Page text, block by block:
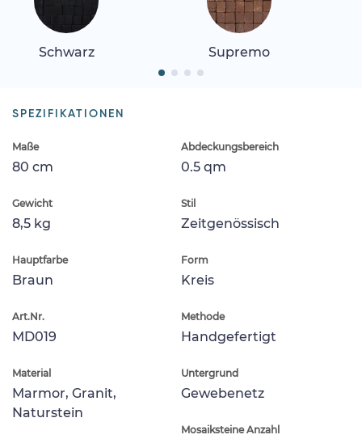
Schwarz Supremo
SPEZIFIKATIONEN
Maße
80 cm
Abdeckungsbereich
0.5 qm
Gewicht
8,5 kg
Stil
Zeitgenössisch
Hauptfarbe
Braun
Form
Kreis
Art.Nr.
MD019
Methode
Handgefertigt
Material
Marmor, Granit,
Naturstein
Untergrund
Gewebenetz
Mosaiksteine Anzahl